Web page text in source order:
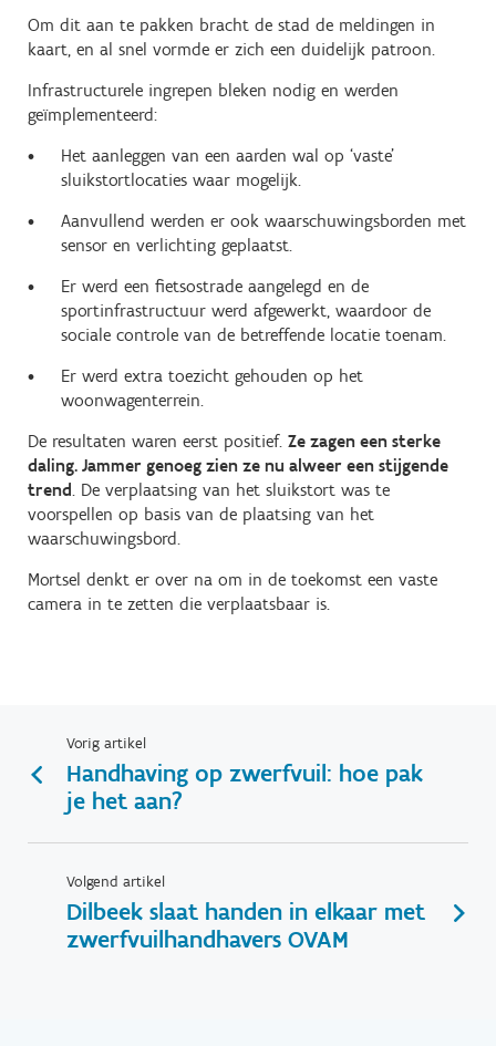
Om dit aan te pakken bracht de stad de meldingen in
kaart, en al snel vormde er zich een duidelijk patroon.
Infrastructurele ingrepen bleken nodig en werden
geïmplementeerd:
Het aanleggen van een aarden wal op ‘vaste’
sluikstortlocaties waar mogelijk.
Aanvullend werden er ook waarschuwingsborden met
sensor en verlichting geplaatst.
Er werd een fietsostrade aangelegd en de
sportinfrastructuur werd afgewerkt, waardoor de
sociale controle van de betreffende locatie toenam.
Er werd extra toezicht gehouden op het
woonwagenterrein.
De resultaten waren eerst positief. Ze zagen een sterke
daling. Jammer genoeg zien ze nu alweer een stijgende
trend . De verplaatsing van het sluikstort was te
voorspellen op basis van de plaatsing van het
waarschuwingsbord.
Mortsel denkt er over na om in de toekomst een vaste
camera in te zetten die verplaatsbaar is.
Vorig artikel
Handhaving op zwerfvuil: hoe pak
je het aan?
Volgend artikel
Dilbeek slaat handen in elkaar met
zwerfvuilhandhavers OVAM